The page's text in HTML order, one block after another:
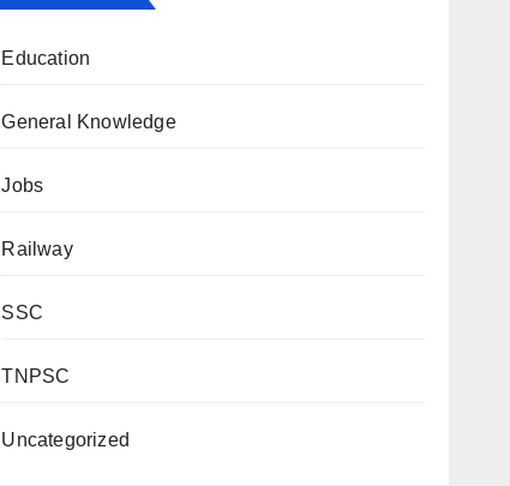
Education
General Knowledge
Jobs
Railway
SSC
TNPSC
Uncategorized